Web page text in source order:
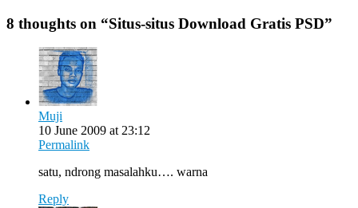
8 thoughts on “Situs-situs Download Gratis PSD”
Muji
10 June 2009 at 23:12
Permalink
satu, ndrong masalahku…. warna
Reply